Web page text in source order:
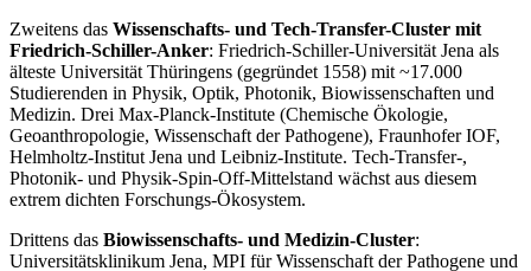
Zweitens das Wissenschafts- und Tech-Transfer-Cluster mit
Friedrich-Schiller-Anker: Friedrich-Schiller-Universität Jena als
älteste Universität Thüringens (gegründet 1558) mit ~17.000
Studierenden in Physik, Optik, Photonik, Biowissenschaften und
Medizin. Drei Max-Planck-Institute (Chemische Ökologie,
Geoanthropologie, Wissenschaft der Pathogene), Fraunhofer IOF,
Helmholtz-Institut Jena und Leibniz-Institute. Tech-Transfer-,
Photonik- und Physik-Spin-Off-Mittelstand wächst aus diesem
extrem dichten Forschungs-Ökosystem.
Drittens das Biowissenschafts- und Medizin-Cluster:
Universitätsklinikum Jena, MPI für Wissenschaft der Pathogene und